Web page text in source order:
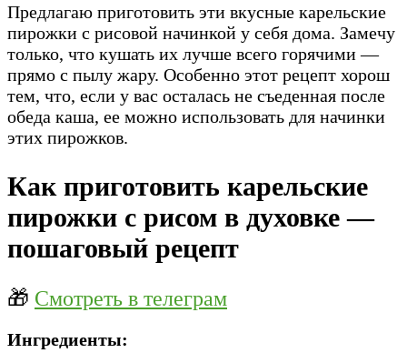
Предлагаю приготовить эти вкусные карельские
пирожки с рисовой начинкой у себя дома. Замечу
только, что кушать их лучше всего горячими —
прямо с пылу жару. Особенно этот рецепт хорош
тем, что, если у вас осталась не съеденная после
обеда каша, ее можно использовать для начинки
этих пирожков.
Как приготовить карельские
пирожки с рисом в духовке —
пошаговый рецепт
🎁 Смотреть в телеграм
Ингредиенты: